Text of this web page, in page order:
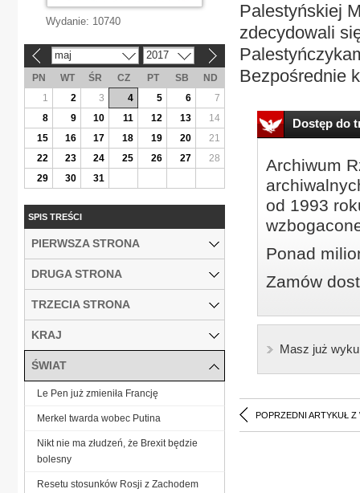
Palestyńskiej
zdecydowali
Bezpośrednie
Dostęp do
Archiwum
od 1993
Ponad
Zamów
Masz już
POPRZEDNI ARTYKUŁ Z
Wydanie: 10740
maj 2017
PN WT ŚR CZ PT SB
ND
1
2 3 4 5 6
7
8
9 10 11 12 13
14
15
16 17 18 19 20
21
22
23 24 25 26 27
28
29
30 31
SPIS TREŚCI
PIERWSZA STRONA
DRUGA STRONA
TRZECIA STRONA
KRAJ
ŚWIAT
Le Pen już zmieniła Francję
Merkel twarda wobec Putina
Nikt nie ma złudzeń, że Brexit będzie
bolesny
Resetu stosunków Rosji z Zachodem